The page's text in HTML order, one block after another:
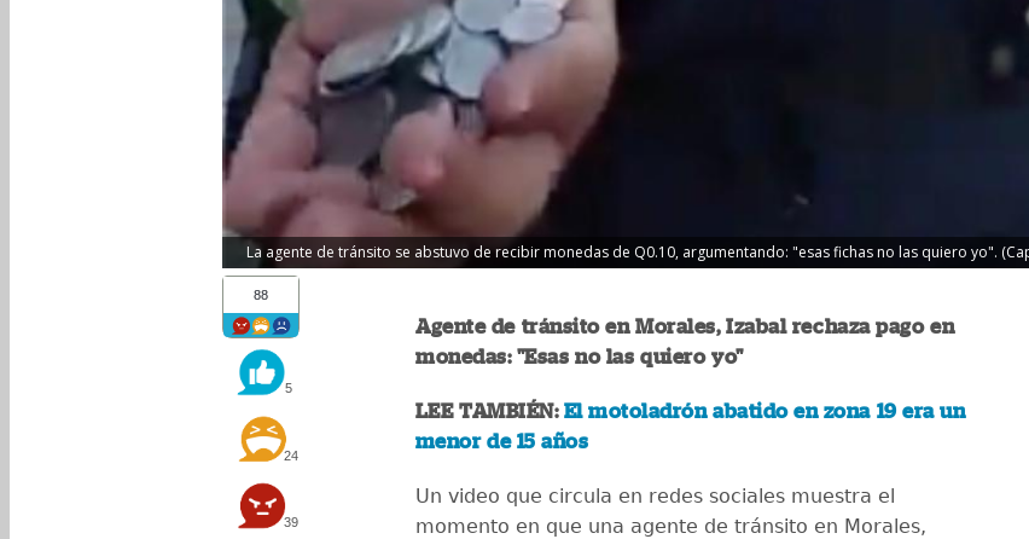
La agente de tránsito se abstuvo de recibir monedas de Q0.10, argumentando: "esas fichas no las quiero yo".
88
5
24
39
Agente de tránsito en Morales, Izabal rechaza pago en
monedas: "Esas no las quiero yo"
LEE TAMBIÉN: El motoladrón abatido en zona 19 era un
menor de 15 años
Un video que circula en redes sociales muestra el
momento en que una agente de tránsito en Morales,